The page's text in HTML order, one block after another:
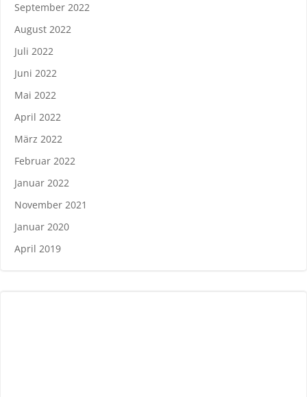
September 2022
August 2022
Juli 2022
Juni 2022
Mai 2022
April 2022
März 2022
Februar 2022
Januar 2022
November 2021
Januar 2020
April 2019